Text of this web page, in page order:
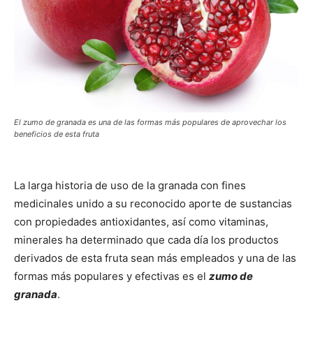
El zumo de granada es una de las formas más populares de aprovechar los
beneficios de esta fruta
La larga historia de uso de la granada con fines
medicinales unido a su reconocido aporte de sustancias
con propiedades antioxidantes, así como vitaminas,
minerales ha determinado que cada día los productos
derivados de esta fruta sean más empleados y una de las
formas más populares y efectivas es el zumo de
granada.